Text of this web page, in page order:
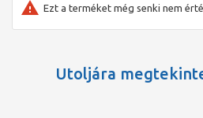
Ezt a terméket még senki nem
Utoljára